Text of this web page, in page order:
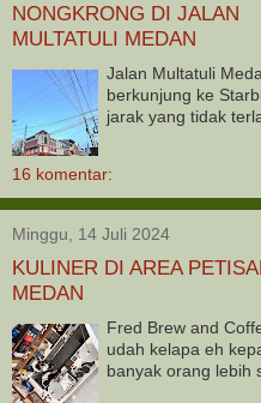
NONGKRONG DI JALAN
MULTATULI MEDAN
Jalan Multatuli
berkunjung ke
jarak yang tidak
16 komentar:
Minggu, 14 Juli 2024
KULINER DI AREA
MEDAN
Fred Brew and
udah kelapa eh
banyak orang lebih